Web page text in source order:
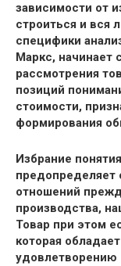
зависимости от
строиться и вся
специфики
Маркс, начинает
рассмотрения
позиций
стоимости,
формирования
Избрание
отношений
производства,
Товар при этом
которая
удовлетворению